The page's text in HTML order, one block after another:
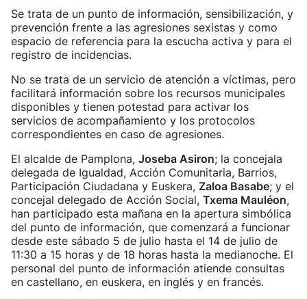
Se trata de un punto de información, sensibilización, y
prevención frente a las agresiones sexistas y como
espacio de referencia para la escucha activa y para el
registro de incidencias.
No se trata de un servicio de atención a víctimas, pero
facilitará información sobre los recursos municipales
disponibles y tienen potestad para activar los
servicios de acompañamiento y los protocolos
correspondientes en caso de agresiones.
El alcalde de Pamplona, Joseba Asiron; la concejala
delegada de Igualdad, Acción Comunitaria, Barrios,
Participación Ciudadana y Euskera, Zaloa Basabe; y el
concejal delegado de Acción Social, Txema Mauléon,
han participado esta mañana en la apertura simbólica
del punto de información, que comenzará a funcionar
desde este sábado 5 de julio hasta el 14 de julio de
11:30 a 15 horas y de 18 horas hasta la medianoche. El
personal del punto de información atiende consultas
en castellano, en euskera, en inglés y en francés.